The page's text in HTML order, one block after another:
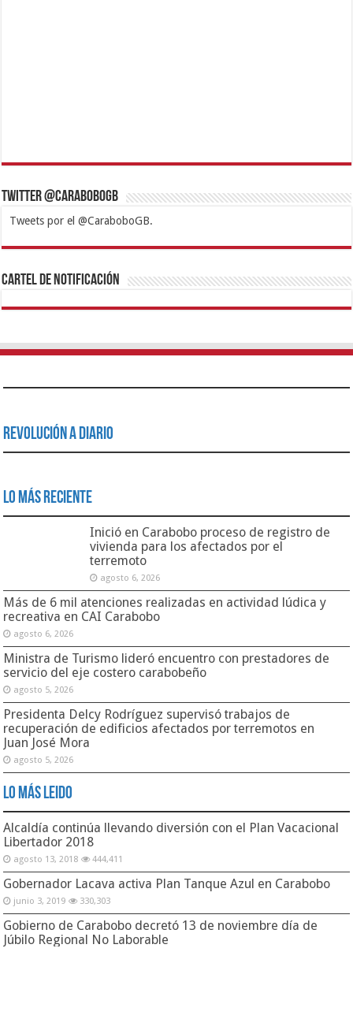
Twitter @CaraboboGB
Tweets por el @CaraboboGB.
1xbetBetturkeyBetistKralbetSupertotobetTipobetMatadorbetMariobet
https://mvbcasino.com/
Cartel de Notificación
Revolución a Diario
Lo Más Reciente
Inició en Carabobo proceso de registro de
vivienda para los afectados por el
terremoto
agosto 6, 2026
Más de 6 mil atenciones realizadas en actividad lúdica y
recreativa en CAI Carabobo
agosto 6, 2026
Ministra de Turismo lideró encuentro con prestadores de
servicio del eje costero carabobeño
agosto 5, 2026
Presidenta Delcy Rodríguez supervisó trabajos de
recuperación de edificios afectados por terremotos en
Juan José Mora
agosto 5, 2026
Lo Más Leido
Alcaldía continúa llevando diversión con el Plan Vacacional
Libertador 2018
agosto 13, 2018 444,411
Gobernador Lacava activa Plan Tanque Azul en Carabobo
junio 3, 2019 330,303
Gobierno de Carabobo decretó 13 de noviembre día de
Júbilo Regional No Laborable